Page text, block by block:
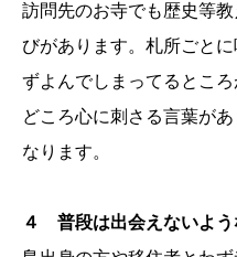
訪問先のお寺でも歴史等
びがあります。札所ごと
ずよんでしまってるとこ
どころ心に刺さる言葉が
なります。
４ 普段は出会えないよう